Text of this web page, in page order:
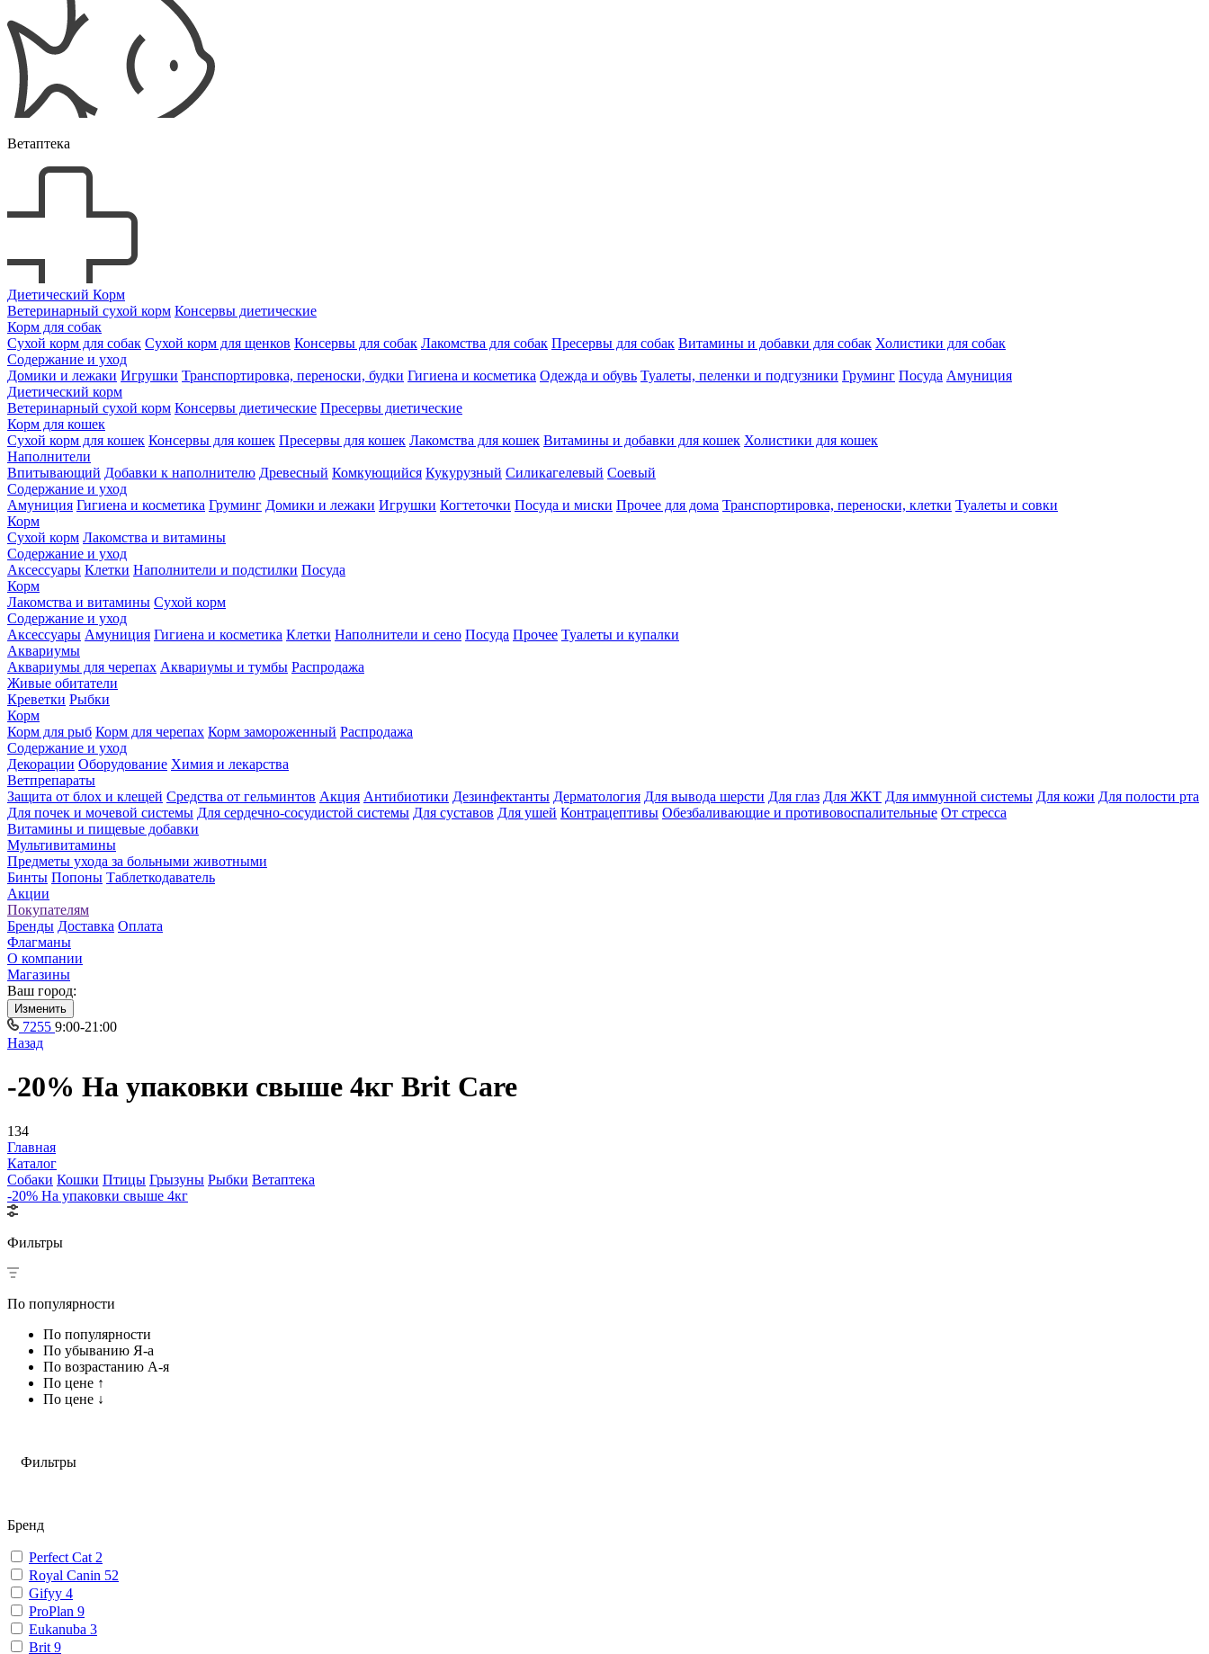
Ветаптека
Диетический Корм
Ветеринарный сухой корм Консервы диетические
Корм для собак
Сухой корм для собак Сухой корм для щенков Консервы для собак Лакомства для собак Пресервы для собак Витамины и добавки для собак Холистики для собак
Содержание и уход
Домики и лежаки Игрушки Транспортировка, переноски, будки Гигиена и косметика Одежда и обувь Туалеты, пеленки и подгузники Груминг Посуда Амуниция
Диетический корм
Ветеринарный сухой корм Консервы диетические Пресервы диетические
Корм для кошек
Сухой корм для кошек Консервы для кошек Пресервы для кошек Лакомства для кошек Витамины и добавки для кошек Холистики для кошек
Наполнители
Впитывающий Добавки к наполнителю Древесный Комкующийся Кукурузный Силикагелевый Соевый
Содержание и уход
Амуниция Гигиена и косметика Груминг Домики и лежаки Игрушки Когтеточки Посуда и миски Прочее для дома Транспортировка, переноски, клетки Туалеты и совки
Корм
Сухой корм Лакомства и витамины
Содержание и уход
Аксессуары Клетки Наполнители и подстилки Посуда
Корм
Лакомства и витамины Сухой корм
Содержание и уход
Аксессуары Амуниция Гигиена и косметика Клетки Наполнители и сено Посуда Прочее Туалеты и купалки
Аквариумы
Аквариумы для черепах Аквариумы и тумбы Распродажа
Живые обитатели
Креветки Рыбки
Корм
Корм для рыб Корм для черепах Корм замороженный Распродажа
Содержание и уход
Декорации Оборудование Химия и лекарства
Ветпрепараты
Защита от блох и клещей Средства от гельминтов Акция Антибиотики Дезинфектанты Дерматология Для вывода шерсти Для глаз Для ЖКТ Для иммунной системы Для кожи Для полости рта
Для почек и мочевой системы Для сердечно-сосудистой системы Для суставов Для ушей Контрацептивы Обезбаливающие и противовоспалительные От стресса
Витамины и пищевые добавки
Мультивитамины
Предметы ухода за больными животными
Бинты Попоны Таблеткодаватель
Акции
Покупателям
Бренды Доставка Оплата
Флагманы
О компании
Магазины
Ваш город:
Изменить
7255 9:00-21:00
Назад
-20% На упаковки свыше 4кг Brit Care
134
Главная
Каталог
Собаки Кошки Птицы Грызуны Рыбки Ветаптека
-20% На упаковки свыше 4кг
Фильтры
По популярности
По популярности
По убыванию Я-а
По возрастанию А-я
По цене ↑
По цене ↓
Фильтры
Бренд
Perfect Cat 2
Royal Canin 52
Gifyy 4
ProPlan 9
Eukanuba 3
Brit 9